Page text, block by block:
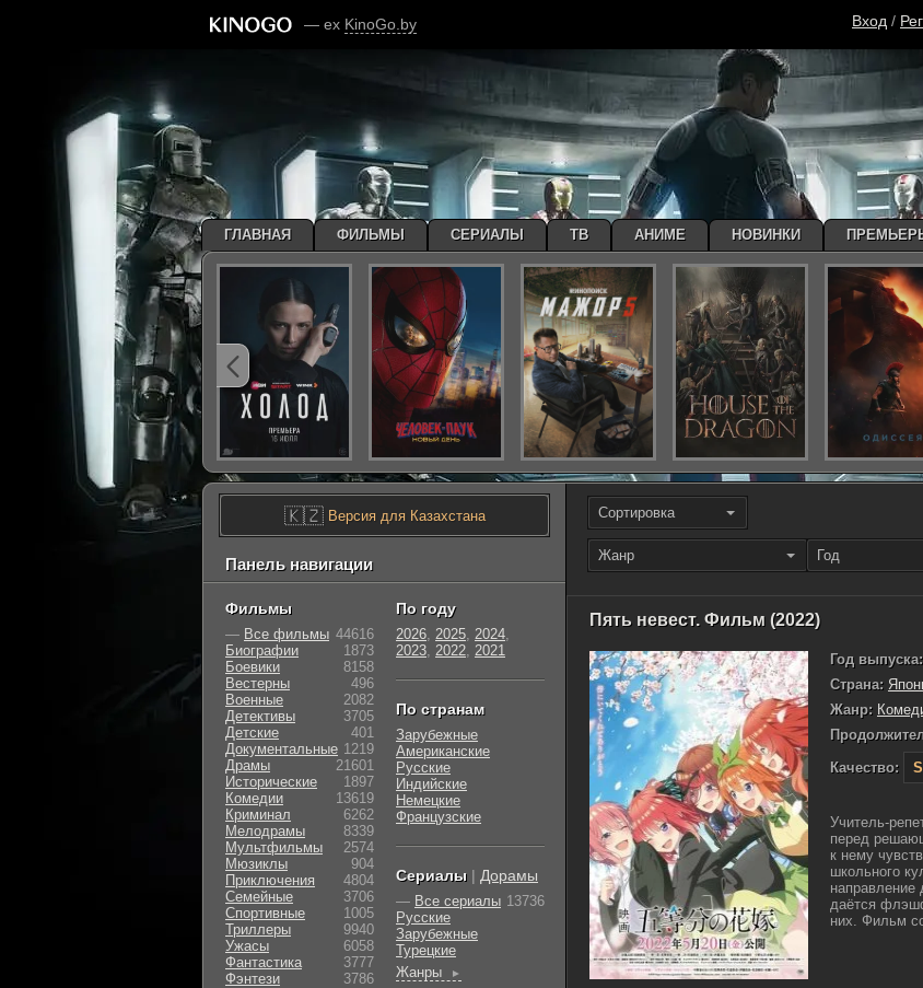
— ex KinoGo.by Вход /
Сортировка
Жанр Год
Пять невест. Фильм (2022)
Год выпуска:
Страна:
Жанр:
Качество:
Учитель-
перед
к нему
школьного
даётся
них. Фильм
🇰🇿Версия для Казахстана
Панель навигации
Фильмы
— Все фильмы 44616
Биографии
1873
Боевики
8158
Вестерны
496
Военные
2082
Детективы
3705
Детские
401
Документальные 1219
Драмы
21601
Исторические
1897
Комедии
13619
Криминал
6262
Мелодрамы
8339
Мультфильмы
2574
Мюзиклы
904
Приключения
4804
Семейные
3706
Cпортивные
1005
Триллеры
9940
Ужасы
6058
Фантастика
3777
Фэнтези
3786
По году
2026, 2025, 2024,
2023, 2022, 2021
По странам
Зарубежные
Американские
Русские
Индийские
Немецкие
Французские
Сериалы | Дорамы
— Все сериалы 13736
Русские
Зарубежные
Турецкие
Жанры
►
ГЛАВНАЯ ФИЛЬМЫ СЕРИАЛЫ ТВ АНИМЕ НОВИНКИ